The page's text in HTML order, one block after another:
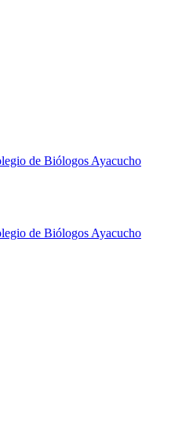
de Biólogos Ayacucho
de Biólogos Ayacucho